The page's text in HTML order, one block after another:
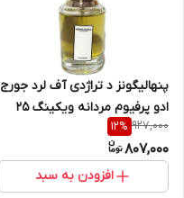
پنهالیگونز د تراژدی آف لرد جورج
ادو پرفیوم مردانه ویکینگ 25
میل
927,000
12%
807,000
افزودن به سبد